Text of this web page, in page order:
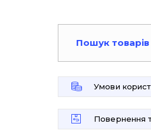
Умови
Повернення